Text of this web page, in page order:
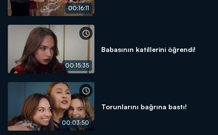
00:16:11
00:15:35
Babasının katillerini öğrendi!
00:03:50
Torunlarını bağrına bastı!